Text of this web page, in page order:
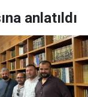
anlatıldı